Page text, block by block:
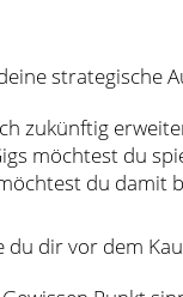
strategische
zukünftig
möchtest du
du damit
du dir vor dem